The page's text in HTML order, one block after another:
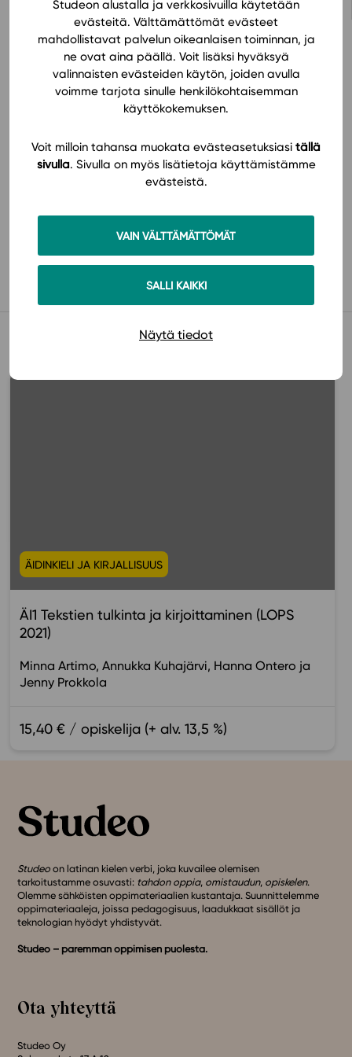
Studeon alustalla ja verkkosivuilla käytetään
evästeitä. Välttämättömät evästeet
mahdollistavat palvelun oikeanlaisen toiminnan, ja
ne ovat aina päällä. Voit lisäksi hyväksyä
valinnaisten evästeiden käytön, joiden avulla
voimme tarjota sinulle henkilökohtaisemman
käyttökokemuksen.
Voit milloin tahansa muokata evästeasetuksiasi tällä
sivulla. Sivulla on myös lisätietoja käyttämistämme
evästeistä.
VAIN VÄLTTÄMÄTTÖMÄT
SALLI KAIKKI
Näytä tiedot
Hinnasto
Käyttöönotto
ÄIDINKIELI JA KIRJALLISUUS
ÄI1 Tekstien tulkinta ja kirjoittaminen (LOPS
2021)
Minna Artimo Annukka Kuhajärvi Hanna Ontero
Jenny Prokkola
15,40 € / opiskelija (+ alv. 13,5 %)
Studeo on latinan kielen verbi, joka kuvailee olemisen
tarkoitustamme osuvasti: tahdon oppia, omistaudun, opiskelen.
Olemme sähköisten oppimateriaalien kustantaja. Suunnittelemme
oppimateriaaleja, joissa pedagogisuus, laadukkaat sisällöt ja
teknologian hyödyt yhdistyvät.
Studeo – paremman oppimisen puolesta.
Ota yhteyttä
Studeo Oy